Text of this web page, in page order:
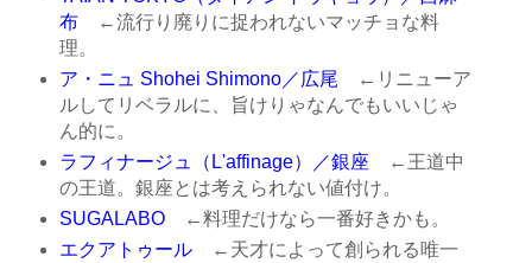
布←流行り廃りに捉われないマッチョな料
理。
ア・ニュ Shohei Shimono／広尾 ←リニューア
ルしてリベラルに、旨けりゃなんでもいいじゃ
ん的に。
ラフィナージュ（L'affinage）／銀座 ←王道中
の王道。銀座とは考えられない値付け。
SUGALABO←料理だけなら一番好きかも。
エクアトゥール←天才によって創られる唯一